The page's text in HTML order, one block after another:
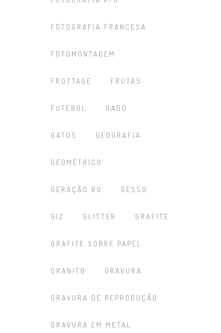
FOTOGRAFIA FRANCESA
FOTOMONTAGEM
FROTTAGE FRUTAS
FUTEBOL GADO
GATOS GEOGRAFIA
GEOMÉTRICO
GERAÇÃO 80 GESSO
GIZ GLITTER GRAFITE
GRAFITE SOBRE PAPEL
GRANITO GRAVURA
GRAVURA DE REPRODUÇÃO
GRAVURA EM METAL